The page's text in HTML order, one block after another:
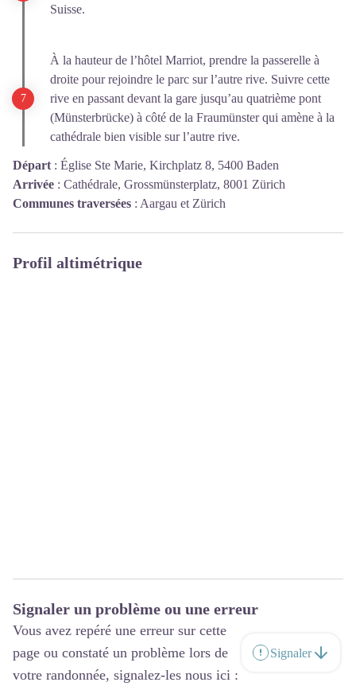
Suisse.
À la hauteur de l’hôtel Marriot, prendre la passerelle à
droite pour rejoindre le parc sur l’autre rive. Suivre cette
rive en passant devant la gare jusqu’au quatrième pont
(Münsterbrücke) à côté de la Fraumünster qui amène à la
cathédrale bien visible sur l’autre rive.
Départ : Église Ste Marie, Kirchplatz 8, 5400 Baden
Arrivée : Cathédrale, Grossmünsterplatz, 8001 Zürich
Communes traversées : Aargau et Zürich
Profil altimétrique
Signaler un problème ou une erreur
Vous avez repéré une erreur sur cette
page ou constaté un problème lors de
votre randonnée, signalez-les nous ici :
Signaler